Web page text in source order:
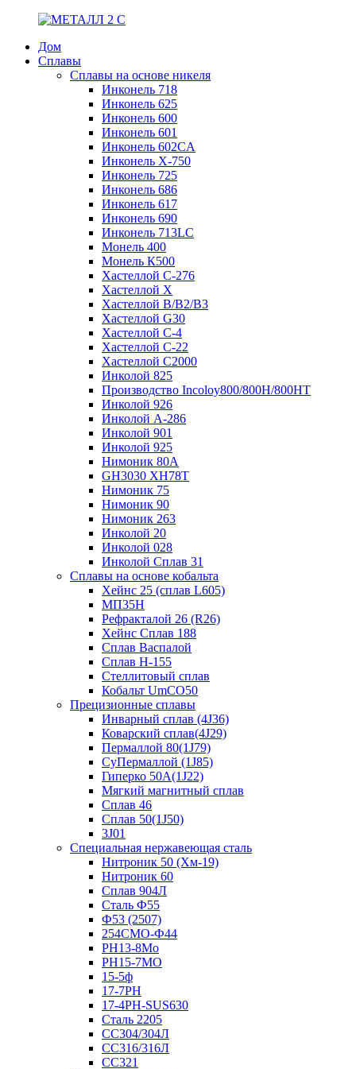
Дом
Сплавы
Сплавы на основе никеля
Инконель 718
Инконель 625
Инконель 600
Инконель 601
Инконель 602CA
Инконель Х-750
Инконель 725
Инконель 686
Инконель 617
Инконель 690
Инконель 713LC
Монель 400
Монель К500
Хастеллой C-276
Хастеллой X
Хастеллой B/B2/B3
Хастеллой G30
Хастеллой С-4
Хастеллой С-22
Хастеллой C2000
Инколой 825
Производство Incoloy800/800H/800HT
Инколой 926
Инколой А-286
Инколой 901
Инколой 925
Нимоник 80А
GH3030 XH78T
Нимоник 75
Нимоник 90
Нимоник 263
Инколой 20
Инколой 028
Инколой Сплав 31
Сплавы на основе кобальта
Хейнс 25 (сплав L605)
МП35Н
Рефракталой 26 (R26)
Хейнс Сплав 188
Сплав Васпалой
Сплав Н-155
Стеллитовый сплав
Кобальт UmCO50
Прецизионные сплавы
Инварный сплав (4J36)
Коварский сплав(4J29)
Пермаллой 80(1J79)
СуПермаллой (1J85)
Гиперко 50А(1J22)
Мягкий магнитный сплав
Сплав 46
Сплав 50(1J50)
3J01
Специальная нержавеющая сталь
Нитроник 50 (Хм-19)
Нитроник 60
Сплав 904Л
Сталь Ф55
Ф53 (2507)
254СМО-Ф44
PH13-8Mo
РН15-7МО
15-5ф
17-7PH
17-4PH-SUS630
Сталь 2205
СС304/304Л
СС316/316Л
СС321